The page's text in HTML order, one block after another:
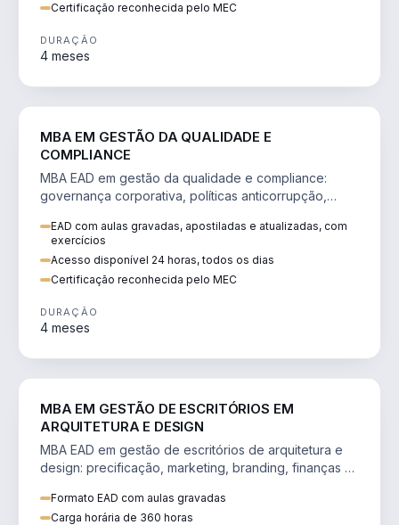
Certificação reconhecida pelo MEC
DURAÇÃO
4 meses
MBA EM GESTÃO DA QUALIDADE E
COMPLIANCE
MBA EAD em gestão da qualidade e compliance:
governança corporativa, políticas anticorrupção,
EAD com aulas gravadas, apostiladas e atualizadas, com
exercícios
Acesso disponível 24 horas, todos os dias
Certificação reconhecida pelo MEC
DURAÇÃO
4 meses
MBA EM GESTÃO DE ESCRITÓRIOS EM
ARQUITETURA E DESIGN
MBA EAD em gestão de escritórios de arquitetura e
design: precificação, marketing, branding, finanças e
Formato EAD com aulas gravadas
Carga horária de 360 horas